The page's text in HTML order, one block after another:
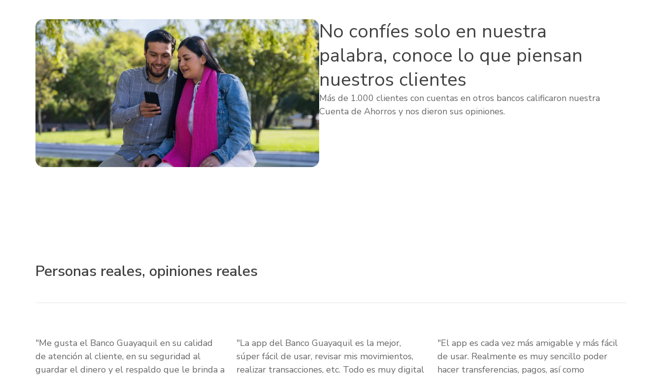
No confíes solo en nuestra
palabra, conoce lo que piensan
nuestros clientes
Más de 1.000 clientes con cuentas en otros bancos calificaron nuestra
Cuenta de Ahorros y nos dieron sus opiniones.
Personas reales, opiniones reales
"Me gusta el Banco Guayaquil en su calidad
de atención al cliente, en su seguridad al
guardar el dinero y el respaldo que le brinda a
"La app del Banco Guayaquil es la mejor,
súper fácil de usar, revisar mis movimientos,
realizar transacciones, etc. Todo es muy digital
"El app es cada vez más amigable y más fácil
de usar. Realmente es muy sencillo poder
hacer transferencias, pagos, así como